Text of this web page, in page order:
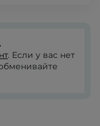
. Если у вас нет